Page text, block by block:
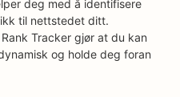
deg med å identifisere
til nettstedet ditt.
Tracker gjør at du kan
og holde deg foran